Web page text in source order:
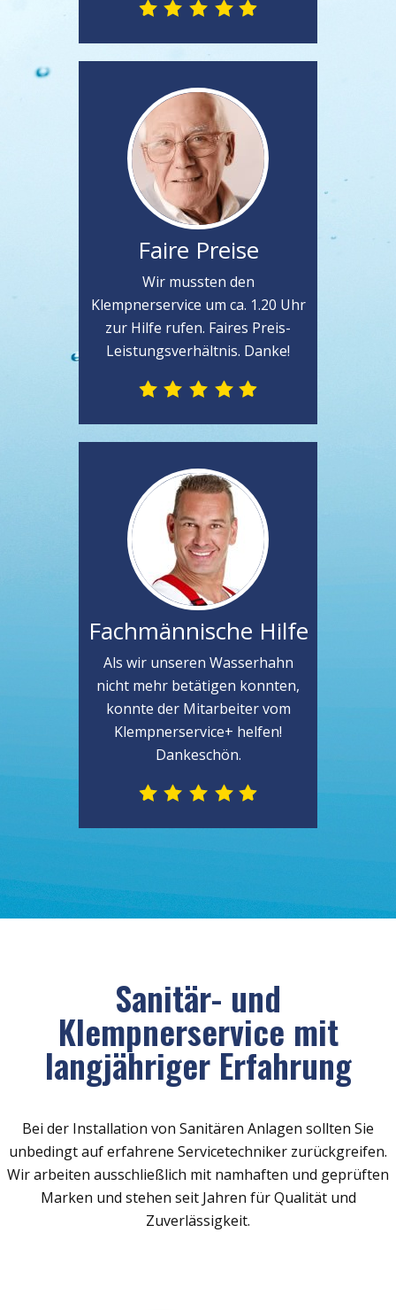
Faire Preise
Wir mussten den
Klempnerservice um ca. 1.20 Uhr
zur Hilfe rufen. Faires Preis-
Leistungsverhältnis. Danke!
Fachmännische Hilfe
Als wir unseren Wasserhahn
nicht mehr betätigen konnten,
konnte der Mitarbeiter vom
Klempnerservice+ helfen!
Dankeschön.
Sanitär- und
Klempnerservice mit
langjähriger Erfahrung
Bei der Installation von Sanitären Anlagen sollten Sie
unbedingt auf erfahrene Servicetechniker zurückgreifen.
Wir arbeiten ausschließlich mit namhaften und geprüften
Marken und stehen seit Jahren für Qualität und
Zuverlässigkeit.